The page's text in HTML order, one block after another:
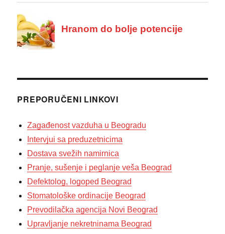
PREPORUČENI LINKOVI
Zagađenost vazduha u Beogradu
Intervjui sa preduzetnicima
Dostava svežih namirnica
Pranje, sušenje i peglanje veša Beograd
Defektolog, logoped Beograd
Stomatološke ordinacije Beograd
Prevodilačka agencija Novi Beograd
Upravljanje nekretninama Beograd